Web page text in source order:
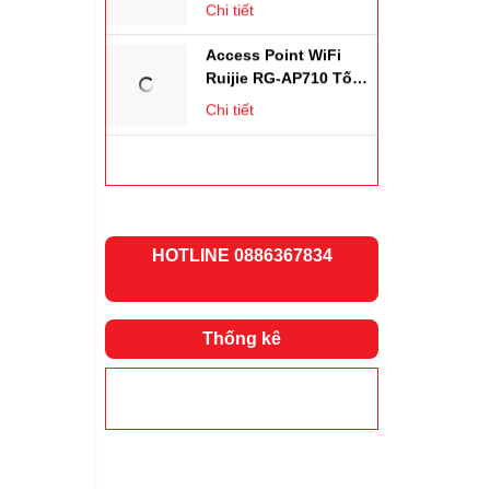
Access Point WiFi
Độ 1167Mbps. Chịu
Tải 256user
Chi tiết
HOTLINE 0886367834
Thống kê